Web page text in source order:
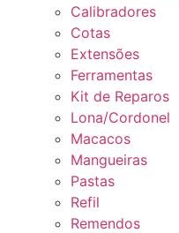
Calibradores
Cotas
Extensões
Ferramentas
Kit de Reparos
Lona/Cordonel
Macacos
Mangueiras
Pastas
Refil
Remendos